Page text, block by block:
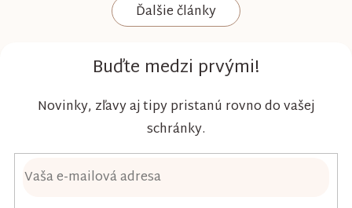
Kim & Kimmy boli vyvinuté s dôrazom na
Ďalšie články
Buďte medzi prvými!
Novinky, zľavy aj tipy pristanú rovno do vašej
schránky.